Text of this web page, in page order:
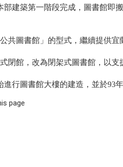
部建築第一階段完成，圖書館即
共圖書館」的型式，繼續提供宜
閉館，改為閉架式圖書館，以支
進行圖書館大樓的建造，並於93
page